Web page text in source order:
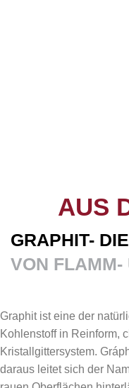
AUS
GRAPHIT-
VON FLAMM-
Graphit ist eine der
Kohlenstoff in Reinform,
Kristallgittersystem.
daraus leitet sich der